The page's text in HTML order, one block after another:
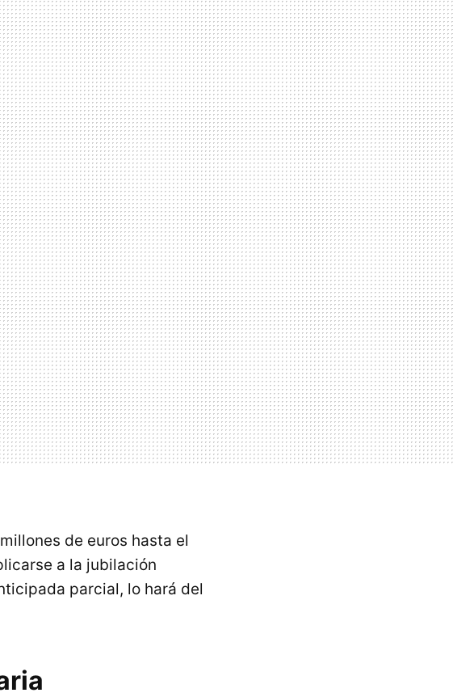
de euros hasta el
a la jubilación
parcial, lo hará del